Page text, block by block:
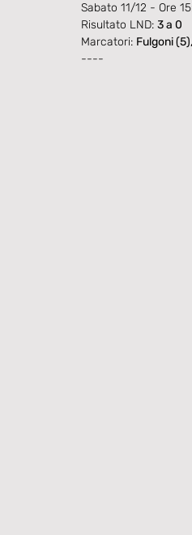
Sabato 11/12 - Ore
Risultato LND: 3 a 0
Marcatori: Fulgoni
----